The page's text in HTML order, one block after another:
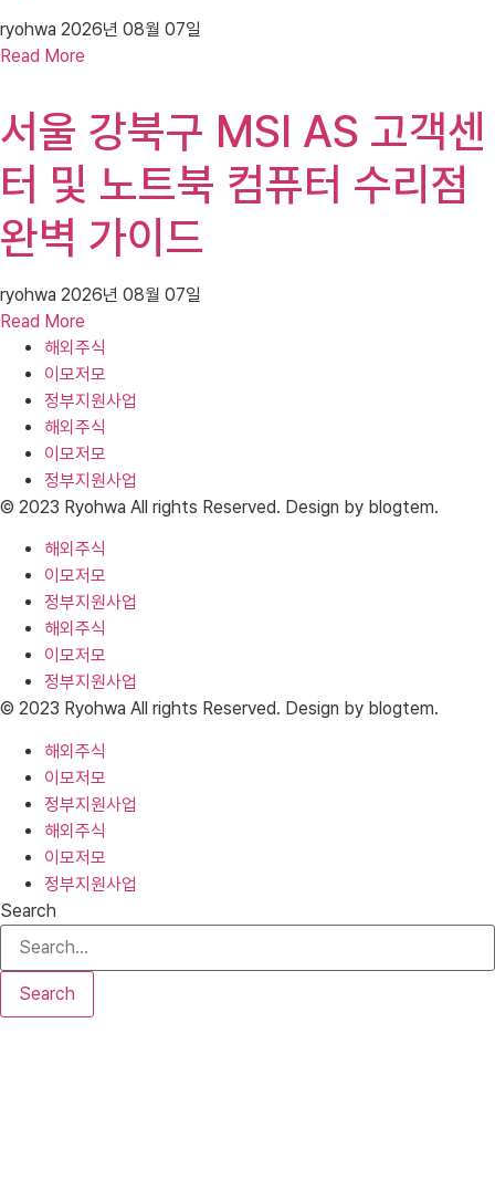
ryohwa 2026년 08월 07일
Read More
서울 강북구 MSI AS 고객센
터 및 노트북 컴퓨터 수리점
완벽 가이드
ryohwa 2026년 08월 07일
Read More
해외주식
이모저모
정부지원사업
해외주식
이모저모
정부지원사업
© 2023 Ryohwa All rights Reserved. Design by blogtem.
해외주식
이모저모
정부지원사업
해외주식
이모저모
정부지원사업
© 2023 Ryohwa All rights Reserved. Design by blogtem.
해외주식
이모저모
정부지원사업
해외주식
이모저모
정부지원사업
Search
Search